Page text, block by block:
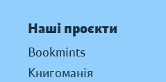
Наші проєкти
Bookmints
Книгоманія